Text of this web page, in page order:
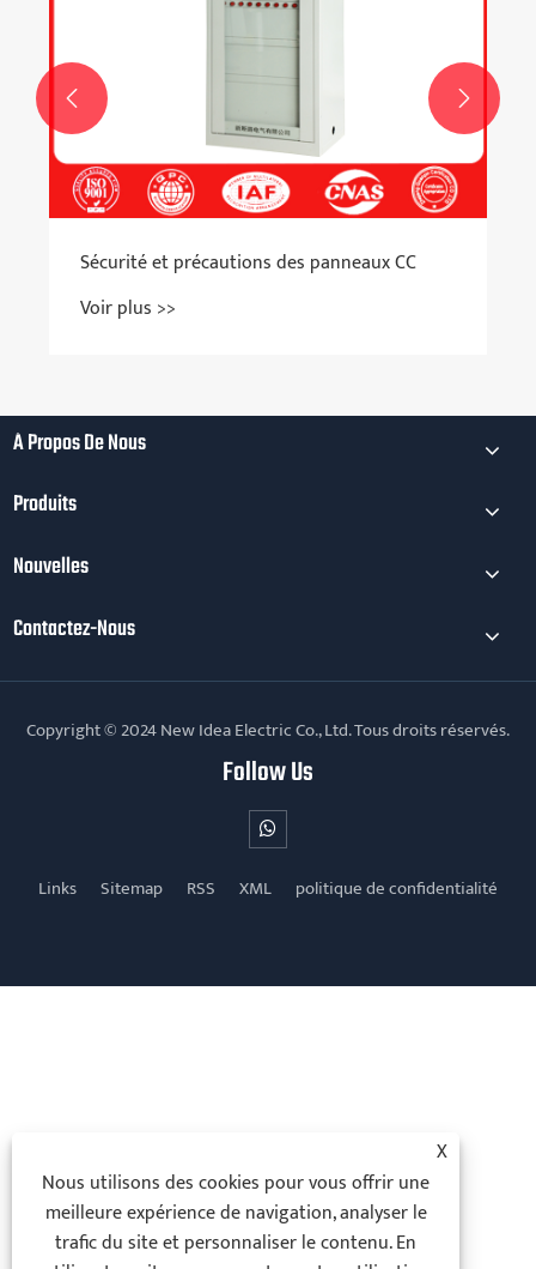
des panneaux CC
 
À Propos De Nous
Produits
Nouvelles
Contactez-Nous
Copyright © 2024 New Idea Electric Co., Ltd. Tous droits réservés.
Follow Us
Links Sitemap RSS XML politique de confidentialité
X
Nous utilisons des cookies pour vous offrir une
meilleure expérience de navigation, analyser le
trafic du site et personnaliser le contenu. En